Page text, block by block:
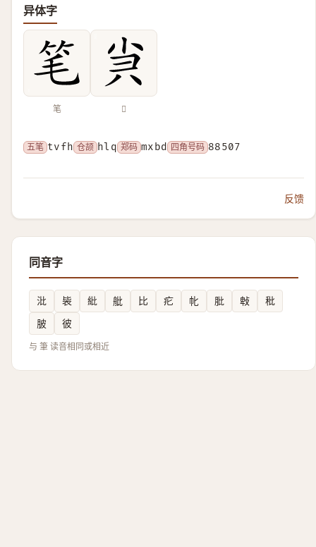
异体字
笔 𡭩
五笔 tvfh 仓颉 hlq 郑码 mxbd 四角号码 88507
反馈
同音字
沘 䘡 紕 舭 比 疕 㠲 肶 㪏
秕
䏢
彼
与 筆 读音相同或相近